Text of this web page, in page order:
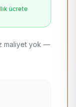
ücrete
maliyet yok —